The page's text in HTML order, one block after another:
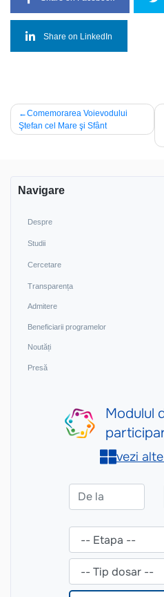
Share on LinkedIn
Post
navigation
Comemorarea Voievodului
Ştefan cel Mare şi Sfânt
Navigare
Despre
Studii
Cercetare
Transparența
Admitere
Beneficiarii programelor
Noutăți
Presă